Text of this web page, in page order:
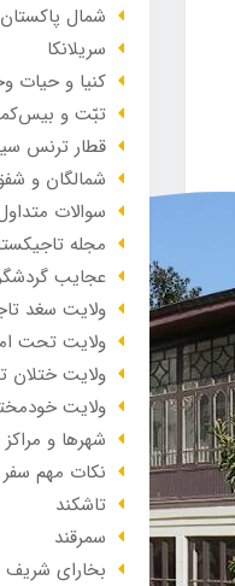
شمال پاکستان
سریلانکا
کنیا و حیات
تبّت و
قطار ترنس
شمالگان و
سوالات
مجله
عجایب
ولایت سغد
ولایت تحت
ولایت ختلان
ولایت
شهرها و
نکات مهم
تاشکند
سمرقند
بخارای شریف